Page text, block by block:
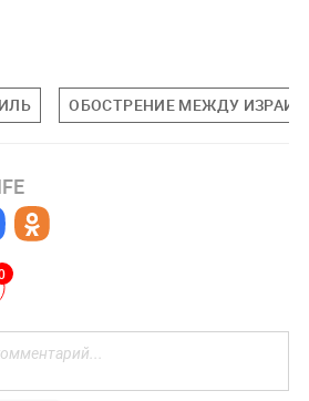
ОБОСТРЕНИЕ МЕЖДУ